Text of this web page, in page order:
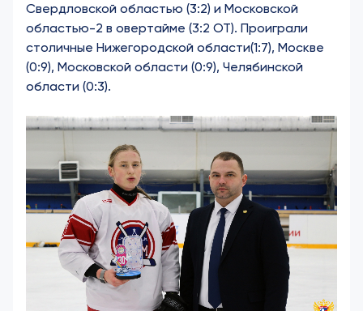
Свердловской областью (3:2) и Московской
областью-2 в овертайме (3:2 ОТ). Проиграли
столичные Нижегородской области(1:7), Москве
(0:9), Московской области (0:9), Челябинской
области (0:3).